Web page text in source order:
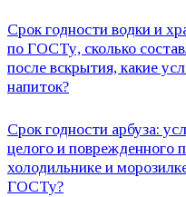
Срок годности водки и
по ГОСТу, сколько
после вскрытия, какие
напиток?
Срок годности арбуза:
целого и поврежденного
холодильнике и
ГОСТу?